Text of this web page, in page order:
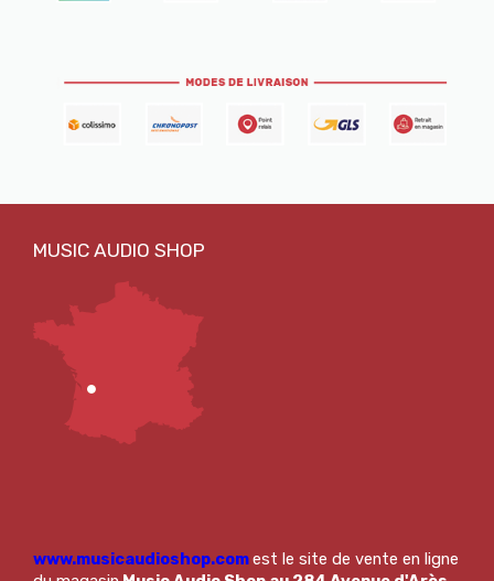
www.musicaudioshop.comest le site de vente en ligne